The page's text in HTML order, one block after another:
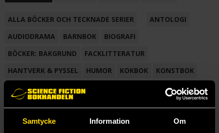
Samtycke Information Om
ALLA BÖCKER OCH TECKNADE SERIER
ANTOLOGI
AUDIODRAMA
BARNBOK
BIOGRAFI
BÖCKER: BAKGRUND
FACKLITTERATUR
HANTVERK & PYSSEL
HUMOR KOKBOK
KONSTBOK
KORTROMAN
LÄROBOK
NOVELL
SAMLINGSVOLYM
TECKNA & MÅLA TECKNAD SERIE